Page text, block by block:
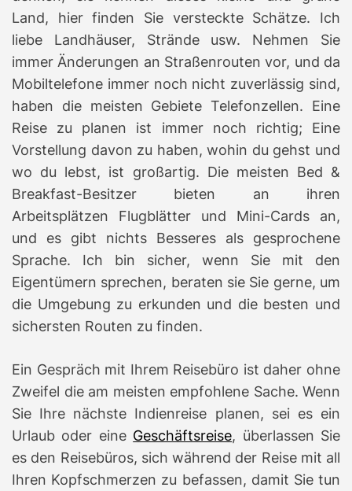
Land, hier finden Sie versteckte Schätze. Ich
liebe Landhäuser, Strände usw. Nehmen Sie
immer Änderungen an Straßenrouten vor, und da
Mobiltelefone immer noch nicht zuverlässig sind,
haben die meisten Gebiete Telefonzellen. Eine
Reise zu planen ist immer noch richtig; Eine
Vorstellung davon zu haben, wohin du gehst und
wo du lebst, ist großartig. Die meisten Bed &
Breakfast-Besitzer bieten an ihren
Arbeitsplätzen Flugblätter und Mini-Cards an,
und es gibt nichts Besseres als gesprochene
Sprache. Ich bin sicher, wenn Sie mit den
Eigentümern sprechen, beraten sie Sie gerne, um
die Umgebung zu erkunden und die besten und
sichersten Routen zu finden.
Ein Gespräch mit Ihrem Reisebüro ist daher ohne
Zweifel die am meisten empfohlene Sache. Wenn
Sie Ihre nächste Indienreise planen, sei es ein
Urlaub oder eine Geschäftsreise, überlassen Sie
es den Reisebüros, sich während der Reise mit all
Ihren Kopfschmerzen zu befassen, damit Sie tun